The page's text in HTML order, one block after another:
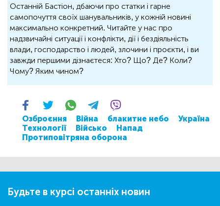
Останній Бастіон, дбаючи про статки і гарне
самопочуття своїх шанувальників, у кожній новині
максимально конкретний. Читайте у нас про
надзвичайні ситуації і конфлікти, дії і бездіяльність
влади, господарство і людей, злочини і проєкти, і ви
завжди першими дізнаєтеся: Хто? Що? Де? Коли?
Чому? Яким чином?
Озброєння Війна блакитне небо
Україна
Технології
Військо
Напад
Протиповітряна оборона
Будьте в курсі останніх новин